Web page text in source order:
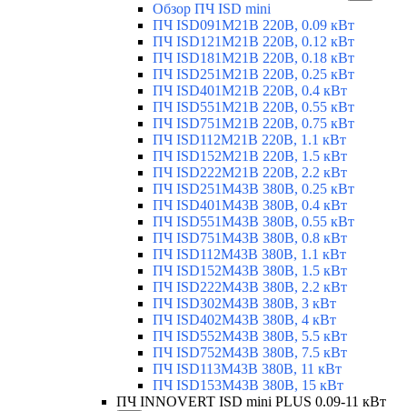
Обзор ПЧ ISD mini
ПЧ ISD091M21B 220В, 0.09 кВт
ПЧ ISD121M21B 220В, 0.12 кВт
ПЧ ISD181M21B 220В, 0.18 кВт
ПЧ ISD251M21B 220В, 0.25 кВт
ПЧ ISD401M21B 220В, 0.4 кВт
ПЧ ISD551M21B 220В, 0.55 кВт
ПЧ ISD751M21B 220В, 0.75 кВт
ПЧ ISD112M21B 220В, 1.1 кВт
ПЧ ISD152M21B 220В, 1.5 кВт
ПЧ ISD222M21B 220В, 2.2 кВт
ПЧ ISD251M43B 380В, 0.25 кВт
ПЧ ISD401M43B 380В, 0.4 кВт
ПЧ ISD551M43B 380В, 0.55 кВт
ПЧ ISD751M43B 380В, 0.8 кВт
ПЧ ISD112M43B 380В, 1.1 кВт
ПЧ ISD152M43B 380В, 1.5 кВт
ПЧ ISD222M43B 380В, 2.2 кВт
ПЧ ISD302M43B 380В, 3 кВт
ПЧ ISD402M43B 380В, 4 кВт
ПЧ ISD552M43B 380В, 5.5 кВт
ПЧ ISD752M43B 380В, 7.5 кВт
ПЧ ISD113M43B 380В, 11 кВт
ПЧ ISD153M43B 380В, 15 кВт
ПЧ INNOVERT ISD mini PLUS 0.09-11 кВт